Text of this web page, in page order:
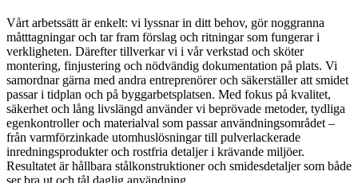
Vårt arbetssätt är enkelt: vi lyssnar in ditt behov, gör noggranna
måtttagningar och tar fram förslag och ritningar som fungerar i
verkligheten. Därefter tillverkar vi i vår verkstad och sköter
montering, finjustering och nödvändig dokumentation på plats. Vi
samordnar gärna med andra entreprenörer och säkerställer att smidet
passar i tidplan och på byggarbetsplatsen. Med fokus på kvalitet,
säkerhet och lång livslängd använder vi beprövade metoder, tydliga
egenkontroller och materialval som passar användningsområdet –
från varmförzinkade utomhuslösningar till pulverlackerade
inredningsprodukter och rostfria detaljer i krävande miljöer.
Resultatet är hållbara stålkonstruktioner och smidesdetaljer som både
ser bra ut och tål daglig användning.